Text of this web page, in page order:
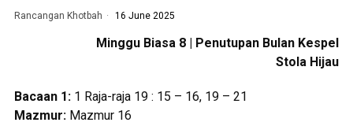
Rancangan Khotbah 16 June 2025
Minggu Biasa 8 | Penutupan Bulan Kespel
Stola Hijau
Bacaan 1: 1 Raja-raja 19 : 15 – 16, 19 – 21
Mazmur: Mazmur 16